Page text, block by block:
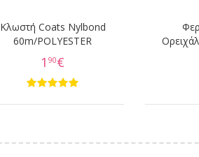
Κλωστή Coats Nylbond
60m/POLYESTER
1 90€